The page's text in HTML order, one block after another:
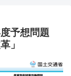
予想問題
」